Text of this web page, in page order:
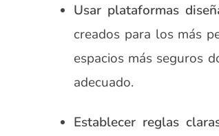
Usar plataformas
creados para los más
espacios más seguros
adecuado.
Establecer reglas